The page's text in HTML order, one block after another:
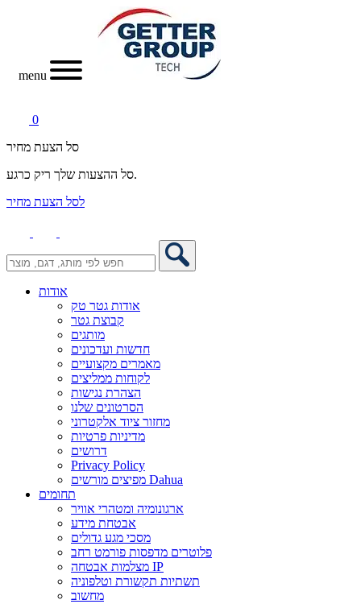
menu
0
סל הצעת מחיר
סל ההצעות שלך ריק כרגע.
לסל הצעת מחיר
אודות
אודות גטר טק
קבוצת גטר
מותגים
חדשות ועדכונים
מאמרים מקצועיים
לקוחות ממליצים
הצהרת נגישות
הסרטונים שלנו
מחזור ציוד אלקטרוני
מדיניות פרטיות
דרושים
Privacy Policy
מפיצים מורשים Dahua
תחומים
ארגונומיה ומטהרי אוויר
אבטחת מידע
מסכי מגע גדולים
פלוטרים מדפסות פורמט רחב
מצלמות אבטחה IP
תשתיות תקשורת וטלפוניה
מחשוב